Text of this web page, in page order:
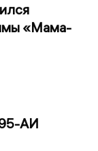
«Мама-
АИ